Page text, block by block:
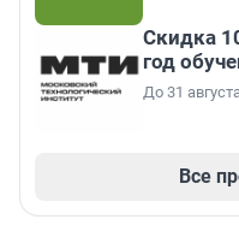
Скидка
год
До 31
Все